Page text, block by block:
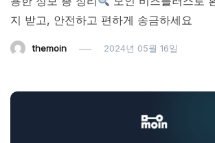
지 받고, 안전하고 편하게 송금하세요
themoin 2024년 05월 16일